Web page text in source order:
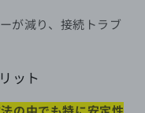
が減り、接続トラブ
ット